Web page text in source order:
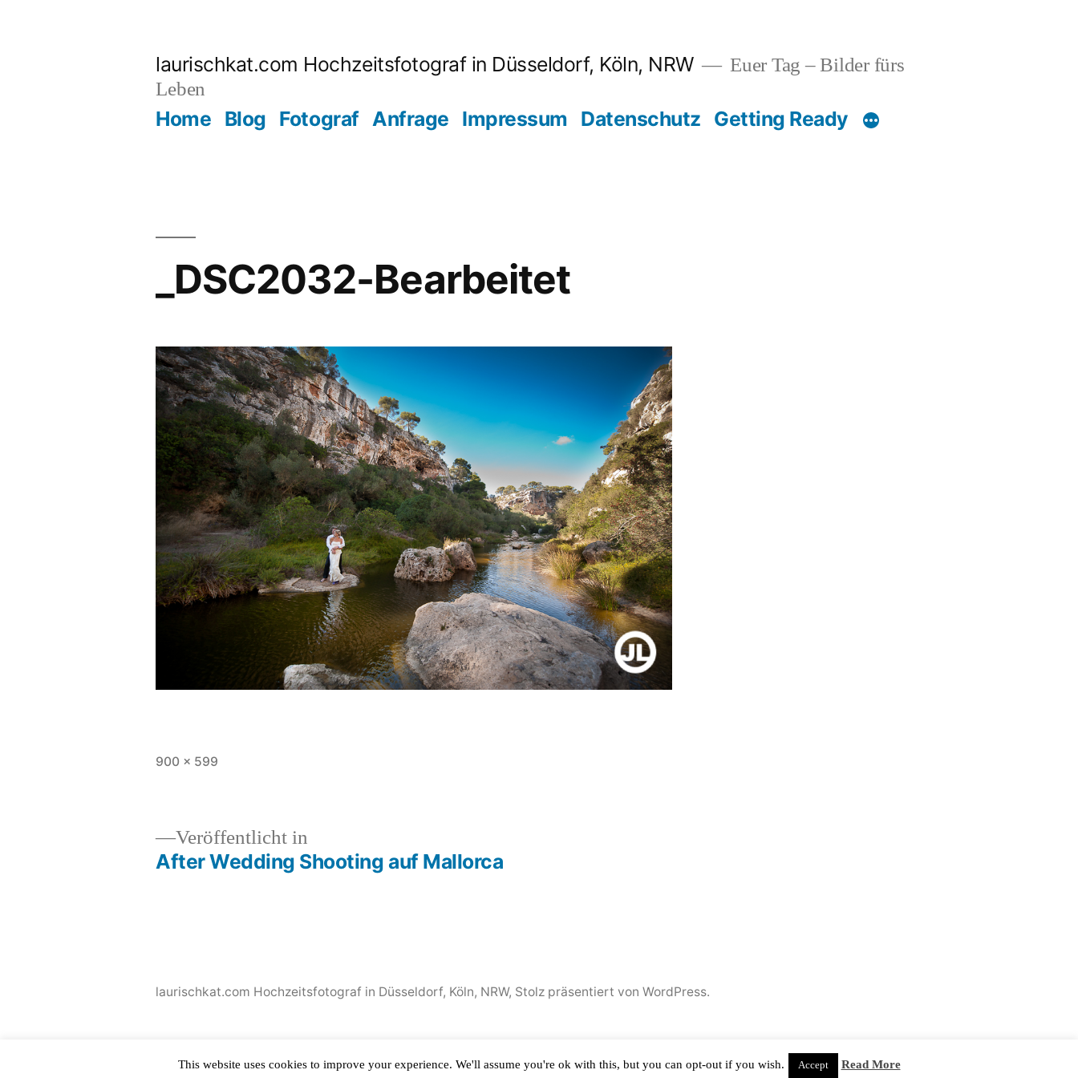
laurischkat.com Hochzeitsfotograf in Düsseldorf, Köln, NRW
Euer Tag – Bilder fürs
Leben
Home Blog Fotograf Anfrage Impressum Datenschutz Getting Ready
_DSC2032-Bearbeitet
Originalgröße
900 × 599
Beitragsnavigation
Veröffentlicht in
After Wedding Shooting auf Mallorca
laurischkat.com Hochzeitsfotograf in Düsseldorf, Köln, NRW, Stolz präsentiert von WordPress.
This website uses cookies to improve your experience. We'll assume you're ok with this, but you can opt-out if you wish. Accept Read More
WP-CopyRightPro